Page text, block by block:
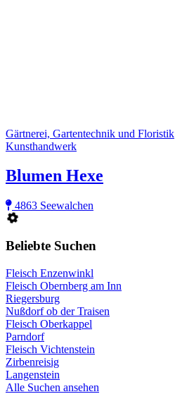
Gärtnerei, Gartentechnik und Floristik
Kunsthandwerk
Blumen Hexe
4863 Seewalchen
Beliebte Suchen
Fleisch Enzenwinkl
Fleisch Obernberg am Inn
Riegersburg
Nußdorf ob der Traisen
Fleisch Oberkappel
Parndorf
Fleisch Vichtenstein
Zirbenreisig
Langenstein
Alle Suchen ansehen